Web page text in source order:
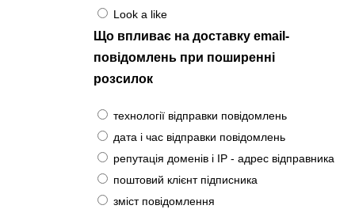
Look a like
Що впливає на доставку email-
повідомлень при поширенні
розсилок
технології відправки повідомлень
дата і час відправки повідомлень
репутація доменів і IP - адрес відправника
поштовий клієнт підписника
зміст повідомлення